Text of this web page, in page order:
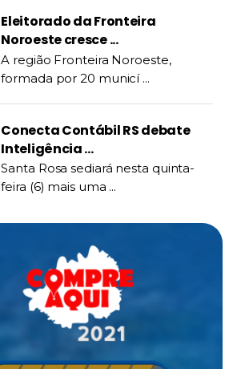
Eleitorado da Fronteira
Noroeste cresce ...
A região Fronteira Noroeste,
formada por 20 municí ...
Conecta Contábil RS debate
Inteligência ...
Santa Rosa sediará nesta quinta-
feira (6) mais uma ...